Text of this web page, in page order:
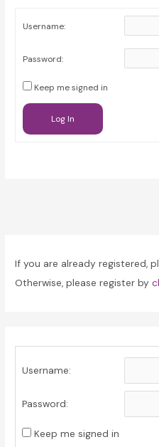
Username:
Password:
Keep me signed in
Log In
If you are already registered,
Otherwise, please register by
Username:
Password:
Keep me signed in